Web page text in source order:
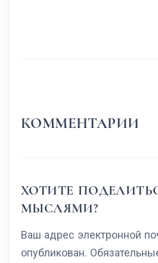
КОММЕНТАРИИ
ХОТИТЕ
МЫСЛЯМИ?
Ваш адрес электронной
опубликован.